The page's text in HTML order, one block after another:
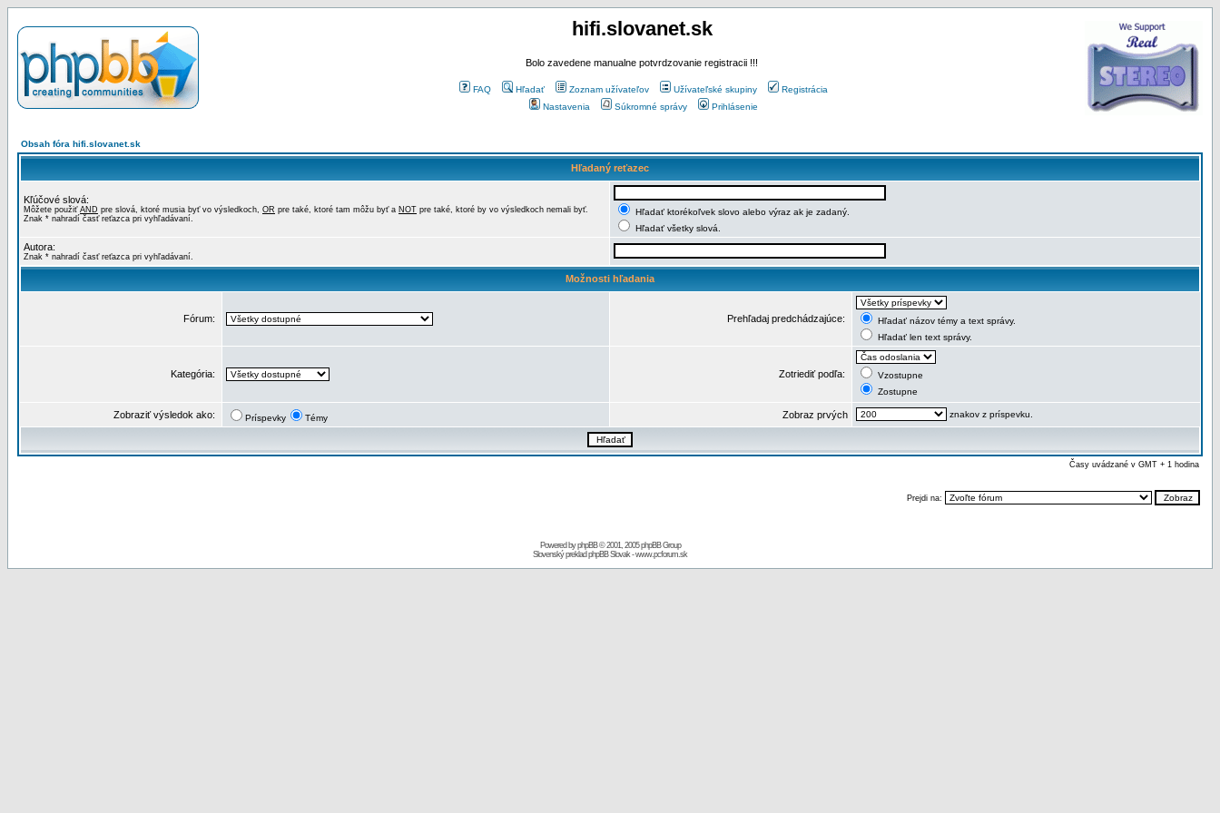
hifi.slovanet.sk
Bolo zavedene manualne potvrdzovanie registracii !!!
FAQ Hľadať Zoznam užívateľov Užívateľské skupiny
Registrácia
Nastavenia
Súkromné správy Prihlásenie
Obsah fóra hifi.slovanet.sk
Hľadaný reťazec
Kľúčové slová:
Môžete použiť AND pre slová, ktoré musia byť vo výsledkoch, OR pre také, ktoré tam môžu byť a NOT pre také, ktoré by vo výsledkoch nemali byť.
Znak * nahradí časť reťazca pri vyhľadávaní.
Hľadať ktorékoľvek slovo alebo výraz ak je zadaný.
Hľadať všetky slová.
Autora:
Znak * nahradí časť reťazca pri vyhľadávaní.
Možnosti hľadania
Fórum: Prehľadaj predchádzajúce:
Hľadať názov témy a text správy.
Hľadať len text správy.
Kategória: Zotriediť podľa:
Vzostupne
Zostupne
Zobraziť výsledok ako: Príspevky Témy Zobraz prvých znakov z príspevku.
Časy uvádzané v GMT + 1 hodina
Prejdi na:
Powered byphpBB© 2001, 2005 phpBB Group
Slovenský preklad phpBB Slovak-www.pcforum.sk